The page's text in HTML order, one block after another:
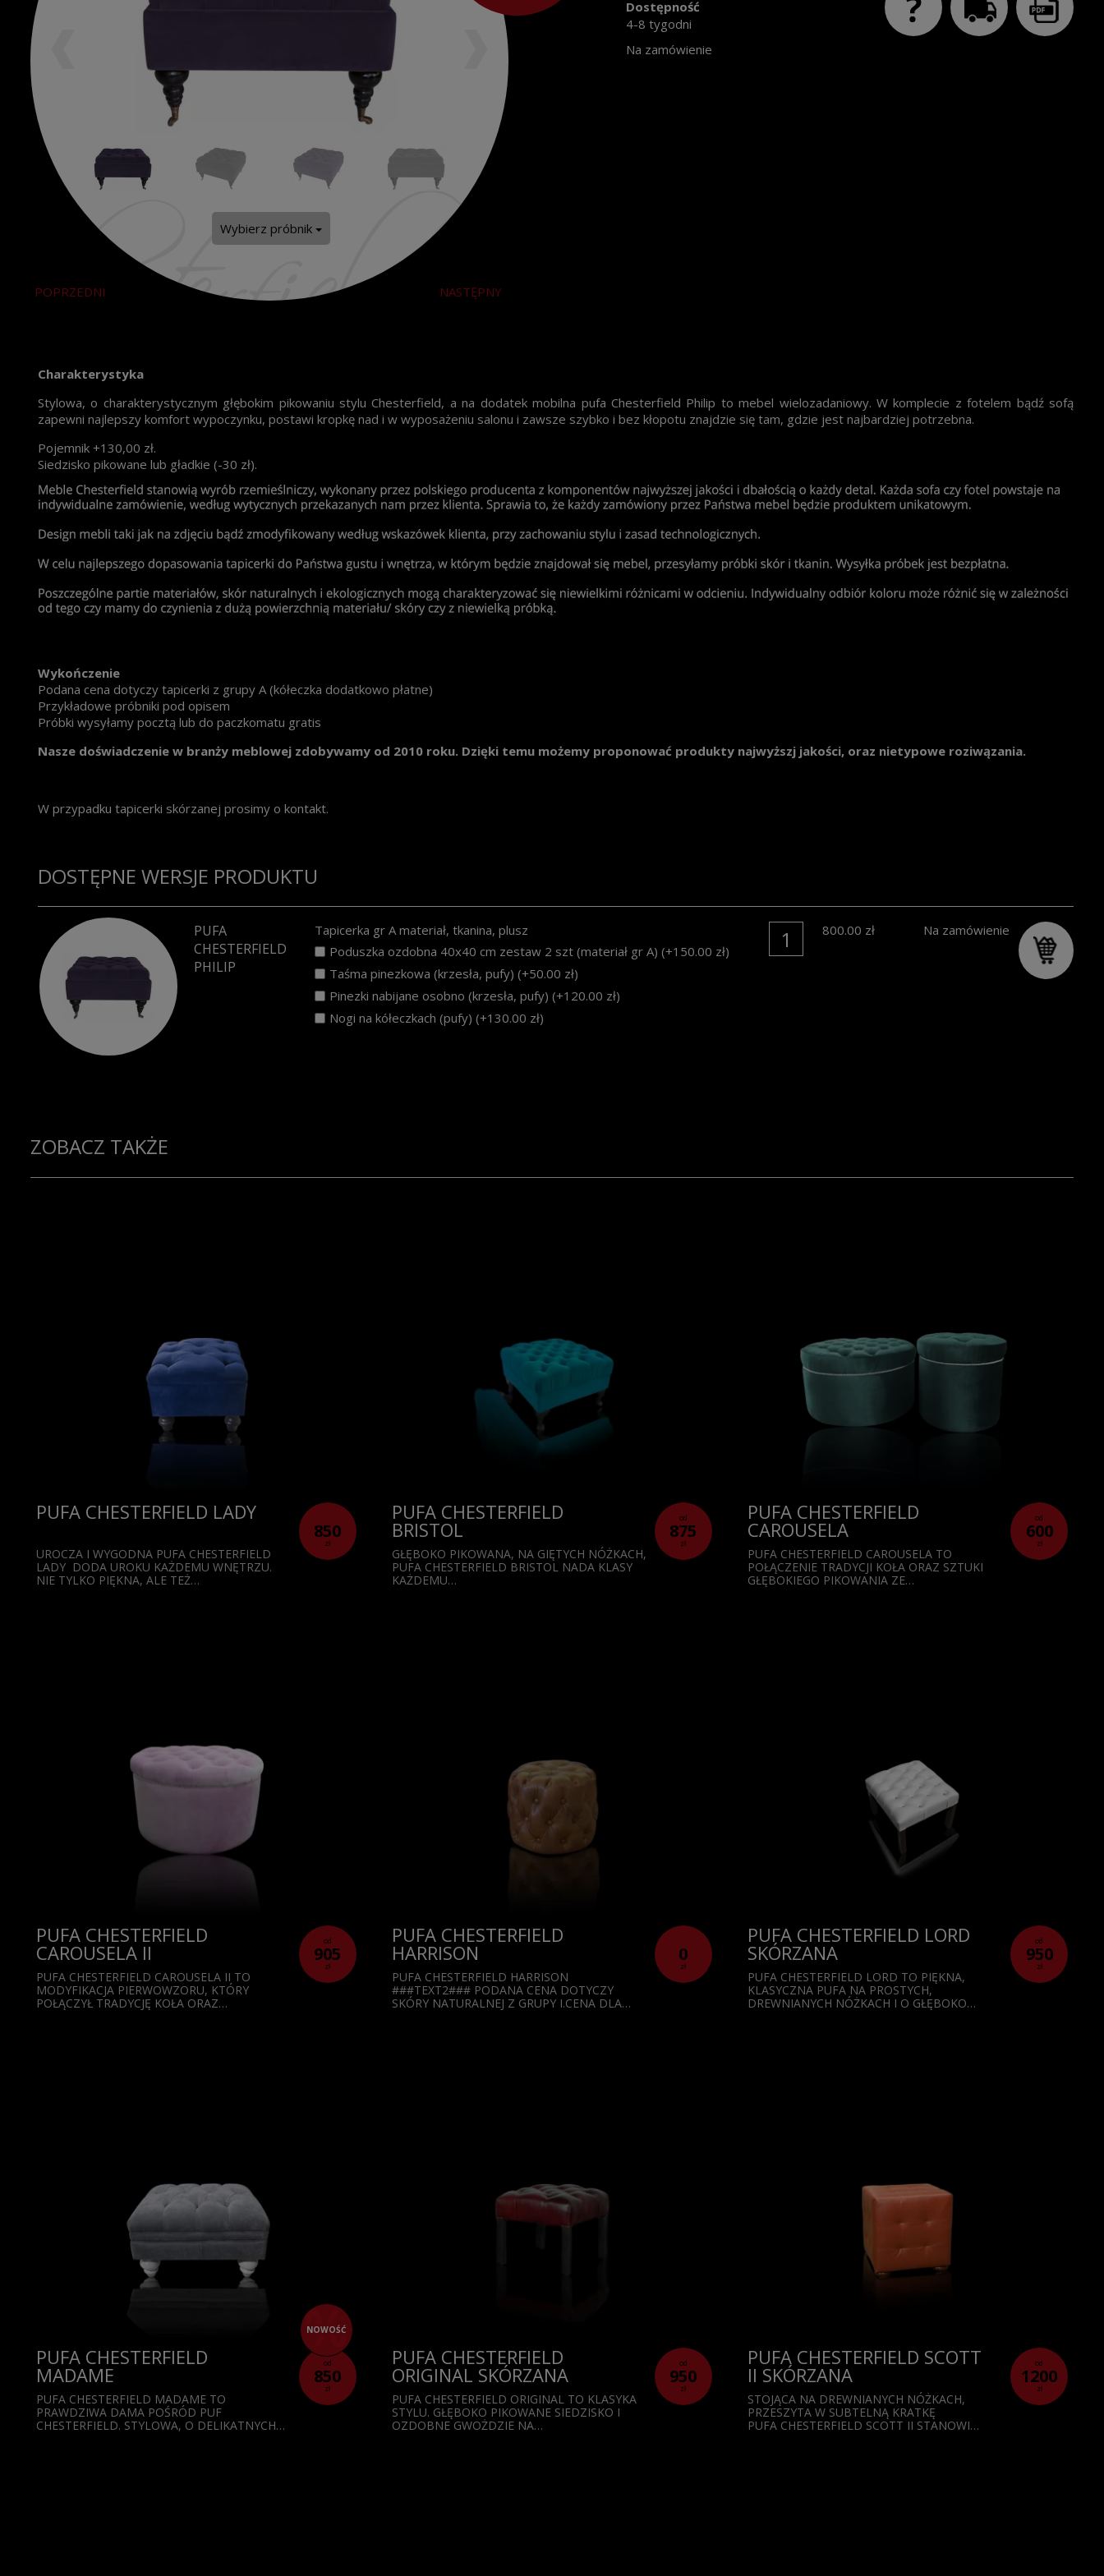
POPRZEDNI NASTĘPNY
Wybierz próbnik
Dostępność
4-8 tygodni
Na zamówienie
Charakterystyka
Stylowa, o charakterystycznym głębokim pikowaniu stylu Chesterfield, a na dodatek mobilna pufa Chesterfield Philip to mebel wielozadaniowy. W komplecie z fotelem bądź sofą
zapewni najlepszy komfort wypoczynku, postawi kropkę nad i w wyposażeniu salonu i zawsze szybko i bez kłopotu znajdzie się tam, gdzie jest najbardziej potrzebna.
Pojemnik +130,00 zł.
Siedzisko pikowane lub gładkie (-30 zł).
Wykończenie
Podana cena dotyczy tapicerki z grupy A (kółeczka dodatkowo płatne)
Przykładowe próbniki pod opisem
Próbki wysyłamy pocztą lub do paczkomatu gratis
Nasze doświadczenie w branży meblowej zdobywamy od 2010 roku. Dzięki temu możemy proponować produkty najwyższj jakości, oraz nietypowe roziwązania.
W przypadku tapicerki skórzanej prosimy o kontakt.
DOSTĘPNE WERSJE PRODUKTU
PUFA
CHESTERFIELD
PHILIP
Tapicerka gr A materiał, tkanina, plusz
Poduszka ozdobna 40x40 cm zestaw 2 szt (materiał gr A) (+150.00 zł)
Taśma pinezkowa (krzesła, pufy) (+50.00 zł)
Pinezki nabijane osobno (krzesła, pufy) (+120.00 zł)
Nogi na kółeczkach (pufy) (+130.00 zł)
800.00 zł Na zamówienie
ZOBACZ TAKŻE
850
zł
PUFA CHESTERFIELD LADY
UROCZA I WYGODNA PUFA CHESTERFIELD
LADY DODA UROKU KAŻDEMU WNĘTRZU.
NIE TYLKO PIĘKNA, ALE TEŻ…
od
875
zł
PUFA CHESTERFIELD
BRISTOL
GŁĘBOKO PIKOWANA, NA GIĘTYCH NÓŻKACH,
PUFA CHESTERFIELD BRISTOL NADA KLASY
KAŻDEMU…
od
600
zł
PUFA CHESTERFIELD
CAROUSELA
PUFA CHESTERFIELD CAROUSELA TO
POŁĄCZENIE TRADYCJI KOŁA ORAZ SZTUKI
GŁĘBOKIEGO PIKOWANIA ZE…
od
905
zł
PUFA CHESTERFIELD
CAROUSELA II
PUFA CHESTERFIELD CAROUSELA II TO
MODYFIKACJA PIERWOWZORU, KTÓRY
POŁĄCZYŁ TRADYCJĘ KOŁA ORAZ…
0
zł
PUFA CHESTERFIELD
HARRISON
PUFA CHESTERFIELD HARRISON
###TEXT2### PODANA CENA DOTYCZY
SKÓRY NATURALNEJ Z GRUPY I.CENA DLA…
od
950
zł
PUFA CHESTERFIELD LORD
SKÓRZANA
PUFA CHESTERFIELD LORD TO PIĘKNA,
KLASYCZNA PUFA NA PROSTYCH,
DREWNIANYCH NÓŻKACH I O GŁĘBOKO…
NOWOŚĆ
od
850
zł
PUFA CHESTERFIELD
MADAME
PUFA CHESTERFIELD MADAME TO
PRAWDZIWA DAMA POŚRÓD PUF
CHESTERFIELD. STYLOWA, O DELIKATNYCH…
od
950
zł
PUFA CHESTERFIELD
ORIGINAL SKÓRZANA
PUFA CHESTERFIELD ORIGINAL TO KLASYKA
STYLU. GŁĘBOKO PIKOWANE SIEDZISKO I
OZDOBNE GWOŻDZIE NA…
od
1200
zł
PUFA CHESTERFIELD SCOTT
II SKÓRZANA
STOJĄCA NA DREWNIANYCH NÓŻKACH,
PRZESZYTA W SUBTELNĄ KRATKĘ
PUFA CHESTERFIELD SCOTT II STANOWI…